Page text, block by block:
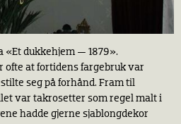
dukkehjem — 1879».
ofte at fortidens fargebruk var
seg på forhånd. Fram til
var takrosetter som regel malt i
hadde gjerne sjablongdekor